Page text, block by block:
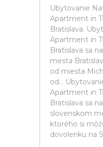
Ubytovanie
Apartment in
Bratislava.
Apartment in
Bratislava sa
mesta
od miesta
od...
Apartment in
Bratislava sa
slovenskom
ktorého si
dovolenku na